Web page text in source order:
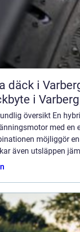
däck i
i
översikt En
med en
möjliggör
även utsläppen